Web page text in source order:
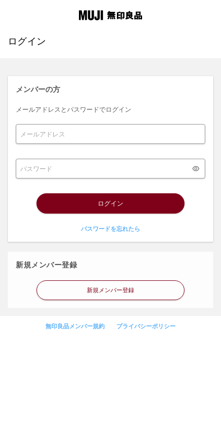
ログイン
メンバーの方
メールアドレスとパスワードでログイン
ログイン
パスワードを忘れたら
新規メンバー登録
新規メンバー登録
無印良品メンバー規約 プライバシーポリシー